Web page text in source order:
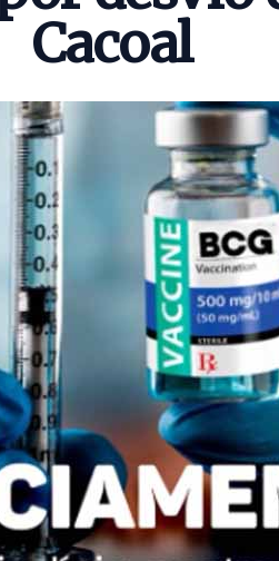
Cacoal